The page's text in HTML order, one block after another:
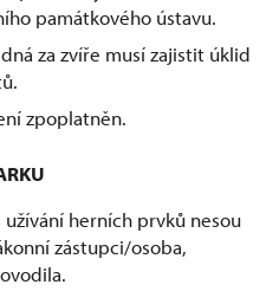
památkového ústavu.
za zvíře musí zajistit úklid
zpoplatněn.
herních prvků nesou
zástupci/osoba,